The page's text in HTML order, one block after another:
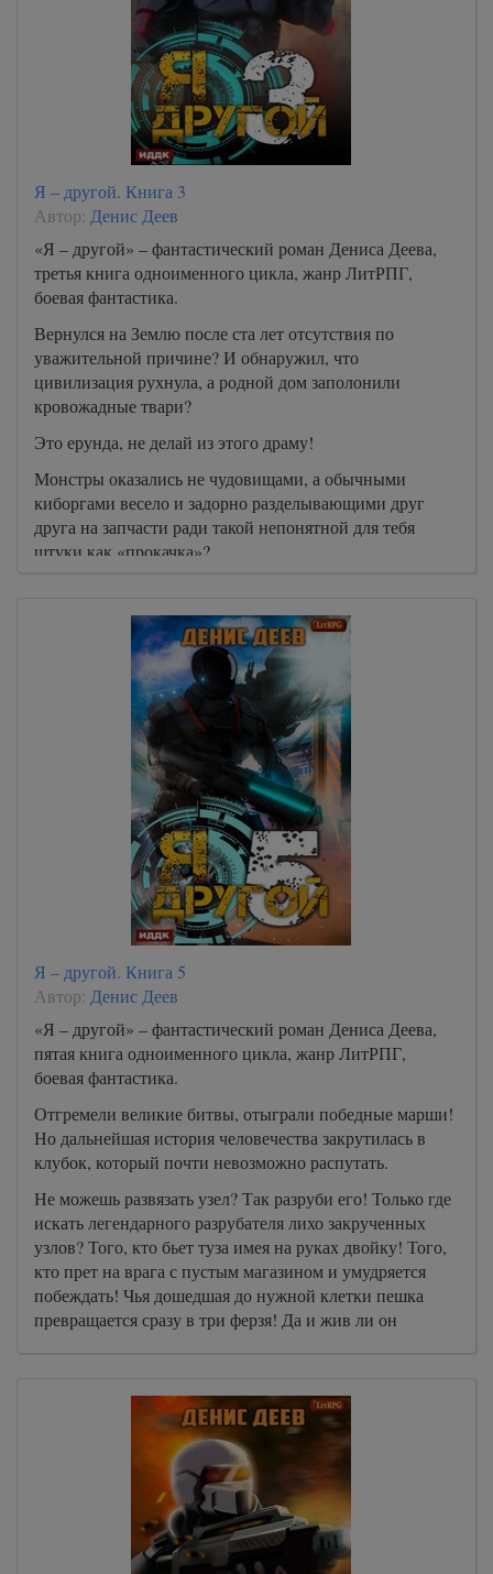
Я – другой. Книга 3
Автор: Денис Деев
«Я – другой» – фантастический роман Дениса Деева,
третья книга одноименного цикла, жанр ЛитРПГ,
боевая фантастика.
Вернулся на Землю после ста лет отсутствия по
уважительной причине? И обнаружил, что
цивилизация рухнула, а родной дом заполонили
кровожадные твари?
Это ерунда, не делай из этого драму!
Монстры оказались не чудовищами, а обычными
киборгами весело и задорно разделывающими друг
друга на запчасти ради такой непонятной для тебя
штуки как «прокачка»?
Я – другой. Книга 5
Автор: Денис Деев
«Я – другой» – фантастический роман Дениса Деева,
пятая книга одноименного цикла, жанр ЛитРПГ,
боевая фантастика.
Отгремели великие битвы, отыграли победные марши!
Но дальнейшая история человечества закрутилась в
клубок, который почти невозможно распутать.
Не можешь развязать узел? Так разруби его! Только где
искать легендарного разрубателя лихо закрученных
узлов? Того, кто бьет туза имея на руках двойку! Того,
кто прет на врага с пустым магазином и умудряется
побеждать! Чья дошедшая до нужной клетки пешка
превращается сразу в три ферзя! Да и жив ли он